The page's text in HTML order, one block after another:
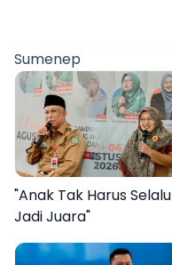
Sumenep
"Anak Tak Harus Selalu
Jadi Juara"